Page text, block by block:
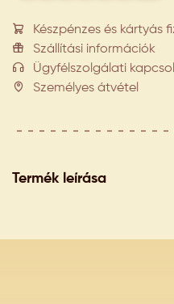
Készpénzes és kártyás
Szállítási információk
Ügyfélszolgálati
Személyes átvétel
Termék leírása